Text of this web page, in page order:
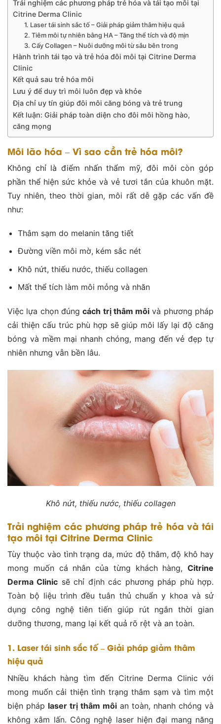
Trải nghiệm các phương pháp trẻ hóa và tái tạo môi tại
Citrine Derma Clinic
1. Laser tái sinh sắc tố – Giải pháp giảm thâm hiệu quả
2. Tiêm môi tự nhiên bằng HA – Tăng thể tích và độ mịn
3. Cấy Collagen – Nuôi dưỡng môi từ sâu bên trong
Hành trình tái tạo và trẻ hóa đôi môi tại Citrine Derma
Clinic
Kết quả sau trẻ hóa môi
Lưu ý để duy trì môi luôn đẹp và khỏe
Địa chỉ uy tín giúp đôi môi căng bóng và trẻ trung
Kết luận: Giải pháp toàn diện cho đôi môi hồng hào,
căng mọng
Môi lão hóa – Vì sao cần trẻ hóa môi?
Không chỉ là điểm nhấn thẩm mỹ, đôi môi còn góp
phần thể hiện sức khỏe và vẻ tươi tắn của khuôn mặt.
Tuy nhiên, theo thời gian, môi rất dễ gặp các vấn đề
như:
Thâm sạm do melanin tăng tiết
Đường viền môi mờ, kém sắc nét
Khô nứt, thiếu nước, thiếu collagen
Mất thể tích làm môi mỏng và nhăn
Việc lựa chọn đúngcách trị thâm môi và phương pháp
cải thiện cấu trúc phù hợp sẽ giúp môi lấy lại độ căng
bóng và mềm mại nhanh chóng, mang đến vẻ đẹp tự
nhiên nhưng vẫn bền lâu.
Khô nứt, thiếu nước, thiếu collagen
Trải nghiệm các phương pháp trẻ hóa và tái
tạo môi tại Citrine Derma Clinic
Tùy thuộc vào tình trạng da, mức độ thâm, độ khô hay
mong muốn cá nhân của từng khách hàng, Citrine
Derma Clinic sẽ chỉ định các phương pháp phù hợp.
Toàn bộ liệu trình đều tuân thủ chuẩn y khoa và sử
dụng công nghệ tiên tiến giúp rút ngắn thời gian
dưỡng thương, mang lại kết quả rõ rệt và an toàn.
1. Laser tái sinh sắc tố – Giải pháp giảm thâm
hiệu quả
Nhiều khách hàng tìm đến Citrine Derma Clinic với
mong muốn cải thiện tình trạng thâm sạm và tìm một
biện pháp laser trị thâm môi an toàn, nhanh chóng và
không xâm lấn. Công nghệ laser hiện đại mang năng